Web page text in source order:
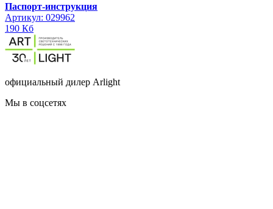
Паспорт-инструкция
Артикул: 029962
190 Кб
официальный дилер Arlight
Мы в соцсетях